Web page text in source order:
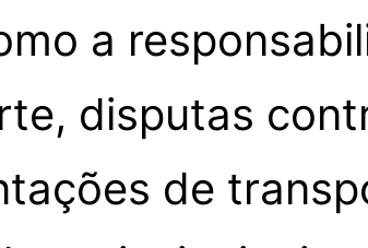
a
disputas
de